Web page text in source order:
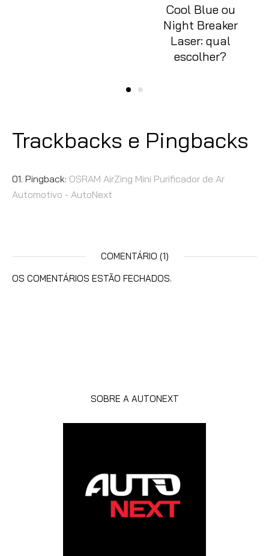
Cool Blue ou
Night Breaker
Laser: qual
escolher?
Trackbacks e Pingbacks
Pingback: OSRAM AirZing Mini Purificador de Ar
Automotivo - AutoNext
COMENTÁRIO (1)
OS COMENTÁRIOS ESTÃO FECHADOS.
SOBRE A AUTONEXT